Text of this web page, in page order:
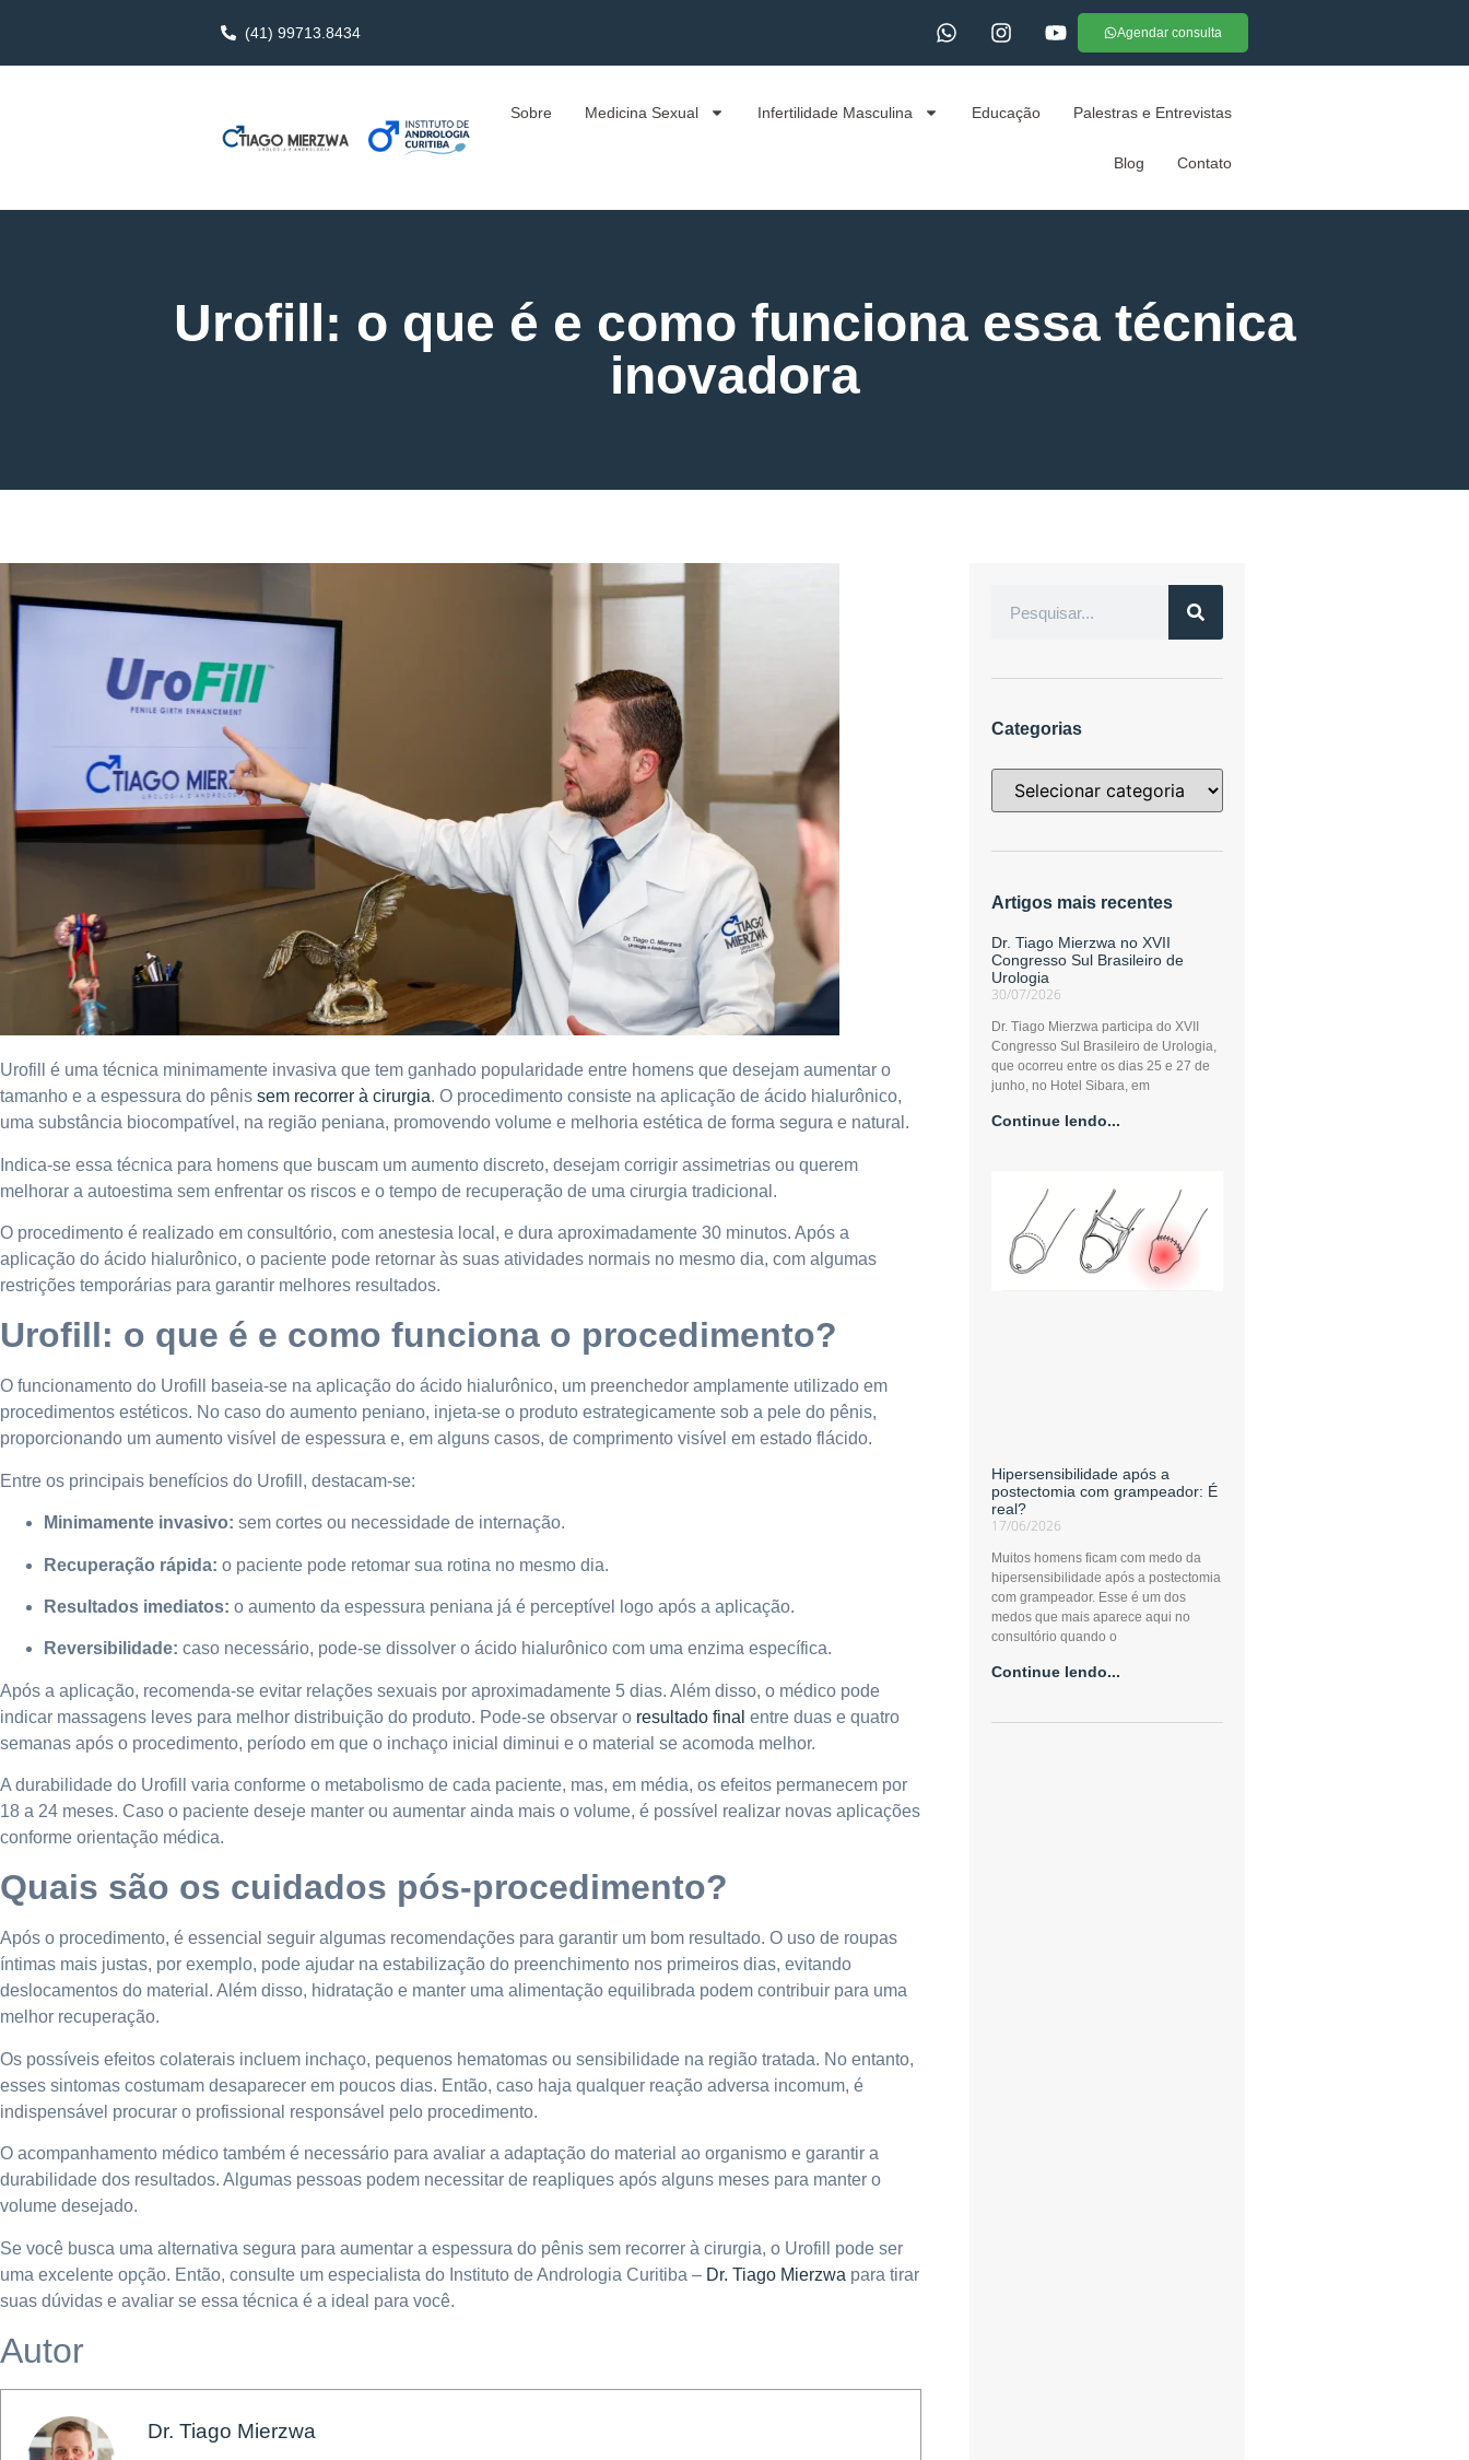
(41) 99713.8434 Agendar consulta
Sobre Medicina Sexual Infertilidade Masculina Educação Palestras e Entrevistas
Blog Contato
Urofill: o que é e como funciona essa técnica
inovadora
Urofill é uma técnica minimamente invasiva que tem ganhado popularidade entre homens que desejam aumentar o
tamanho e a espessura do pênis sem recorrer à cirurgia. O procedimento consiste na aplicação de ácido hialurônico,
uma substância biocompatível, na região peniana, promovendo volume e melhoria estética de forma segura e natural.
Indica-se essa técnica para homens que buscam um aumento discreto, desejam corrigir assimetrias ou querem
melhorar a autoestima sem enfrentar os riscos e o tempo de recuperação de uma cirurgia tradicional.
O procedimento é realizado em consultório, com anestesia local, e dura aproximadamente 30 minutos. Após a
aplicação do ácido hialurônico, o paciente pode retornar às suas atividades normais no mesmo dia, com algumas
restrições temporárias para garantir melhores resultados.
Urofill: o que é e como funciona o procedimento?
O funcionamento do Urofill baseia-se na aplicação do ácido hialurônico, um preenchedor amplamente utilizado em
procedimentos estéticos. No caso do aumento peniano, injeta-se o produto estrategicamente sob a pele do pênis,
proporcionando um aumento visível de espessura e, em alguns casos, de comprimento visível em estado flácido.
Entre os principais benefícios do Urofill, destacam-se:
Minimamente invasivo: sem cortes ou necessidade de internação.
Recuperação rápida: o paciente pode retomar sua rotina no mesmo dia.
Resultados imediatos: o aumento da espessura peniana já é perceptível logo após a aplicação.
Reversibilidade: caso necessário, pode-se dissolver o ácido hialurônico com uma enzima específica.
Após a aplicação, recomenda-se evitar relações sexuais por aproximadamente 5 dias. Além disso, o médico pode
indicar massagens leves para melhor distribuição do produto. Pode-se observar o resultado final entre duas e quatro
semanas após o procedimento, período em que o inchaço inicial diminui e o material se acomoda melhor.
A durabilidade do Urofill varia conforme o metabolismo de cada paciente, mas, em média, os efeitos permanecem por
18 a 24 meses. Caso o paciente deseje manter ou aumentar ainda mais o volume, é possível realizar novas aplicações
conforme orientação médica.
Quais são os cuidados pós-procedimento?
Após o procedimento, é essencial seguir algumas recomendações para garantir um bom resultado. O uso de roupas
íntimas mais justas, por exemplo, pode ajudar na estabilização do preenchimento nos primeiros dias, evitando
deslocamentos do material. Além disso, hidratação e manter uma alimentação equilibrada podem contribuir para uma
melhor recuperação.
Os possíveis efeitos colaterais incluem inchaço, pequenos hematomas ou sensibilidade na região tratada. No entanto,
esses sintomas costumam desaparecer em poucos dias. Então, caso haja qualquer reação adversa incomum, é
indispensável procurar o profissional responsável pelo procedimento.
O acompanhamento médico também é necessário para avaliar a adaptação do material ao organismo e garantir a
durabilidade dos resultados. Algumas pessoas podem necessitar de reapliques após alguns meses para manter o
volume desejado.
Se você busca uma alternativa segura para aumentar a espessura do pênis sem recorrer à cirurgia, o Urofill pode ser
uma excelente opção. Então, consulte um especialista do Instituto de Andrologia Curitiba – Dr. Tiago Mierzwa para tirar
suas dúvidas e avaliar se essa técnica é a ideal para você.
Autor
Dr. Tiago Mierzwa
Categorias
Artigos mais recentes
Dr. Tiago Mierzwa no XVII
Congresso Sul Brasileiro de
Urologia
30/07/2026
Dr. Tiago Mierzwa participa do XVII
Congresso Sul Brasileiro de Urologia,
que ocorreu entre os dias 25 e 27 de
junho, no Hotel Sibara, em
Continue lendo...
Hipersensibilidade após a
postectomia com grampeador: É
real?
17/06/2026
Muitos homens ficam com medo da
hipersensibilidade após a postectomia
com grampeador. Esse é um dos
medos que mais aparece aqui no
consultório quando o
Continue lendo...